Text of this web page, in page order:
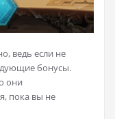
ведь если не
бонусы.
они
пока вы не